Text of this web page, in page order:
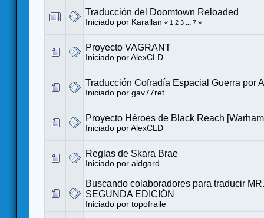
Traducción del Doomtown Reloaded
Iniciado por Karallan « 1 2 3 ... 7 »
Proyecto VAGRANT
Iniciado por AlexCLD
Traducción Cofradía Espacial Guerra por
Iniciado por gav77ret
Proyecto Héroes de Black Reach
Iniciado por AlexCLD
Reglas de Skara Brae
Iniciado por aldgard
Buscando colaboradores para traducir
SEGUNDA EDICIÓN
Iniciado por topofraile